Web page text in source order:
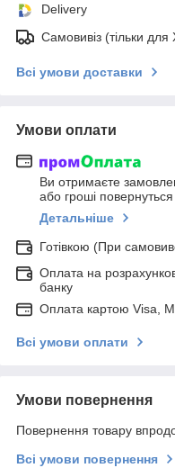
Delivery
Самовивіз (тільки для
Всі умови доставки
Умови оплати
Ви отримаєте
або гроші
Детальніше
Готівкою (При
Оплата на
банку
Оплата картою Visa,
Всі умови оплати
Умови повернення
Повернення товару
Всі умови повернення